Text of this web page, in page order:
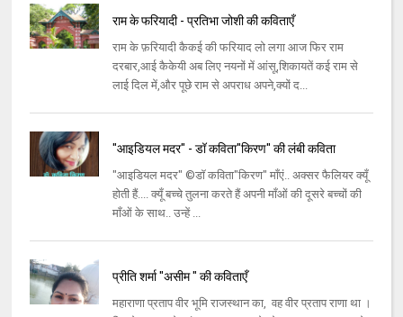
राम के फरियादी - प्रतिभा जोशी की कविताएँ
राम के फ़रियादी कैकई की फरियाद लो लगा आज फिर राम
दरबार,आई कैकेयी अब लिए नयनों में आंसू,शिकायतें कई राम से
लाई दिल में,और पूछे राम से अपराध अपने,क्यों द...
"आइडियल मदर" - डॉ कविता"किरण" की लंबी कविता
"आइडियल मदर" ©डॉ कविता"किरण" माँएं.. अक्सर फैलियर क्यूँ
होती हैं.... क्यूँ बच्चे तुलना करते हैं अपनी माँओं की दूसरे बच्चों की
माँओं के साथ.. उन्हें ...
प्रीति शर्मा "असीम " की कविताएँ
महाराणा प्रताप वीर भूमि राजस्थान का, वह वीर प्रताप राणा था ।